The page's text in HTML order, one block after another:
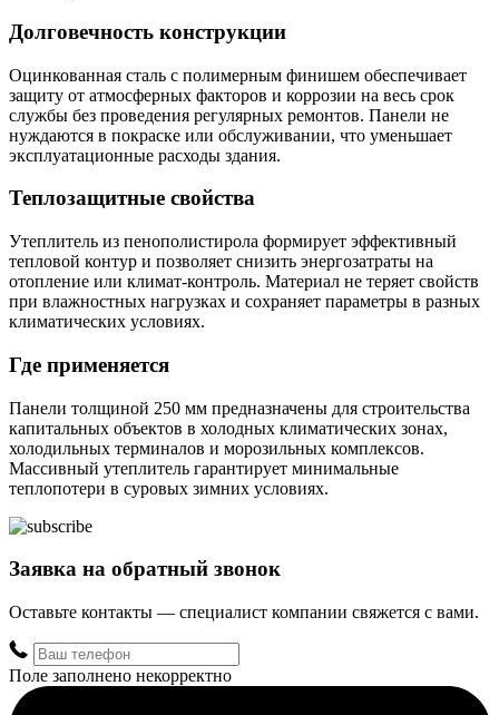
Долговечность конструкции
Оцинкованная сталь с полимерным финишем обеспечивает
защиту от атмосферных факторов и коррозии на весь срок
службы без проведения регулярных ремонтов. Панели не
нуждаются в покраске или обслуживании, что уменьшает
эксплуатационные расходы здания.
Теплозащитные свойства
Утеплитель из пенополистирола формирует эффективный
тепловой контур и позволяет снизить энергозатраты на
отопление или климат-контроль. Материал не теряет свойств
при влажностных нагрузках и сохраняет параметры в разных
климатических условиях.
Где применяется
Панели толщиной 250 мм предназначены для строительства
капитальных объектов в холодных климатических зонах,
холодильных терминалов и морозильных комплексов.
Массивный утеплитель гарантирует минимальные
теплопотери в суровых зимних условиях.
Заявка на обратный звонок
Оставьте контакты — специалист компании свяжется с вами.
Поле заполнено некорректно